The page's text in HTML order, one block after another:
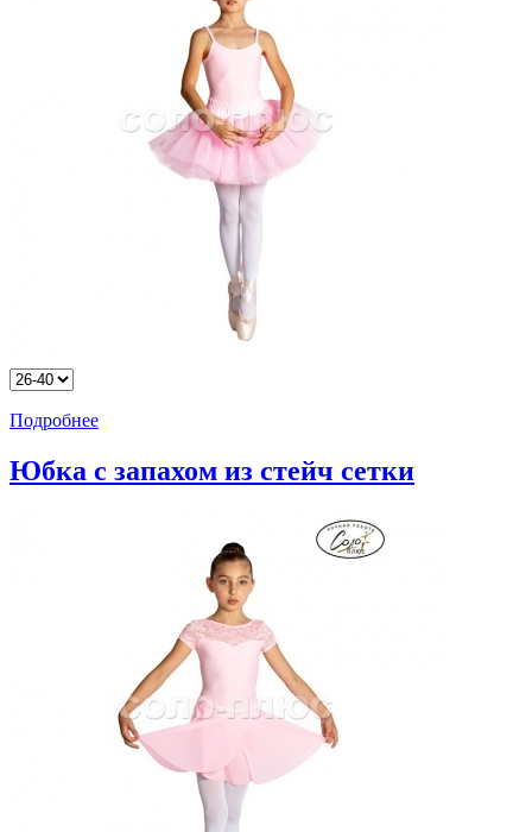
Подробнее
Юбка с запахом из стейч сетки